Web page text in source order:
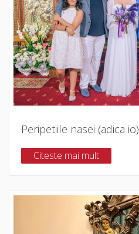
Peripetiile nasei (adica io)
Citeste mai mult